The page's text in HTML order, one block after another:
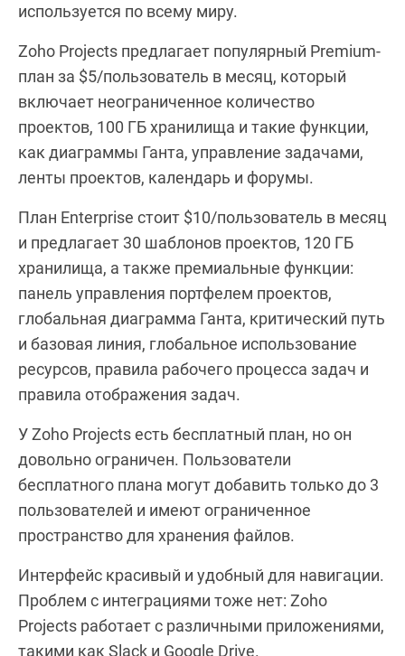
используется по всему миру.
Zoho Projects предлагает популярный Premium-
план за $5/пользователь в месяц, который
включает неограниченное количество
проектов, 100 ГБ хранилища и такие функции,
как диаграммы Ганта, управление задачами,
ленты проектов, календарь и форумы.
План Enterprise стоит $10/пользователь в месяц
и предлагает 30 шаблонов проектов, 120 ГБ
хранилища, а также премиальные функции:
панель управления портфелем проектов,
глобальная диаграмма Ганта, критический путь
и базовая линия, глобальное использование
ресурсов, правила рабочего процесса задач и
правила отображения задач.
У Zoho Projects есть бесплатный план, но он
довольно ограничен. Пользователи
бесплатного плана могут добавить только до 3
пользователей и имеют ограниченное
пространство для хранения файлов.
Интерфейс красивый и удобный для навигации.
Проблем с интеграциями тоже нет: Zoho
Projects работает с различными приложениями,
такими как Slack и Google Drive.